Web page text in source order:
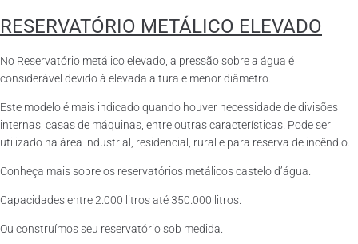
RESERVATÓRIO METÁLICO ELEVADO
No Reservatório metálico elevado, a pressão sobre a água é
considerável devido à elevada altura e menor diâmetro.
Este modelo é mais indicado quando houver necessidade de divisões
internas, casas de máquinas, entre outras características. Pode ser
utilizado na área industrial, residencial, rural e para reserva de incêndio.
Conheça mais sobre os reservatórios metálicos castelo d’água.
Capacidades entre 2.000 litros até 350.000 litros.
Ou construímos seu reservatório sob medida.